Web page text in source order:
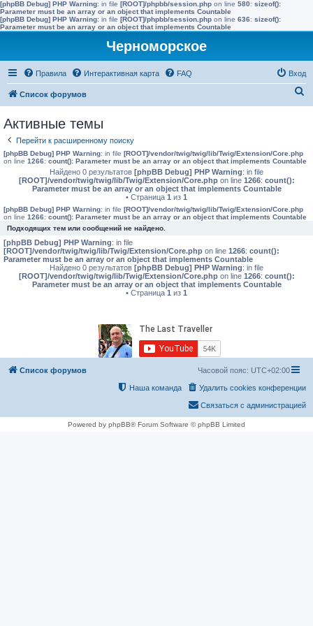
[phpBB Debug] PHP Warning: in file [ROOT]/phpbb/session.php on line 580: sizeof():
Parameter must be an array or an object that implements Countable
[phpBB Debug] PHP Warning: in file [ROOT]/phpbb/session.php on line 636: sizeof():
Parameter must be an array or an object that implements Countable
Черноморское
Правила Интерактивная карта FAQ Вход
Список форумов
к
Активные темы
Перейти к расширенному поиску
[phpBB Debug] PHP Warning: in file [ROOT]/vendor/twig/twig/lib/Twig/Extension/Core.php
on line 1266: count(): Parameter must be an array or an object that implements Countable
Найдено 0 результатов [phpBB Debug] PHP Warning: in file
[ROOT]/vendor/twig/twig/lib/Twig/Extension/Core.phpon line 1266: count():
Parameter must be an array or an object that implements Countable
• Страница 1 из 1
[phpBB Debug] PHP Warning: in file [ROOT]/vendor/twig/twig/lib/Twig/Extension/Core.php
on line 1266: count(): Parameter must be an array or an object that implements Countable
Подходящих тем или сообщений не найдено.
[phpBB Debug] PHP Warning: in file
[ROOT]/vendor/twig/twig/lib/Twig/Extension/Core.php on line 1266: count():
Parameter must be an array or an object that implements Countable
Найдено 0 результатов [phpBB Debug] PHP Warning: in file
[ROOT]/vendor/twig/twig/lib/Twig/Extension/Core.phpon line 1266: count():
Parameter must be an array or an object that implements Countable
• Страница 1 из 1
Список форумов Часовой пояс: UTC+02:00
Удалить cookies конференции
Наша команда
Связаться с администрацией
Powered by phpBB® Forum Software © phpBB Limited